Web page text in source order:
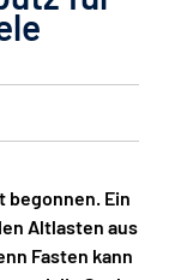
begonnen. Ein
Altlasten aus
Fasten kann